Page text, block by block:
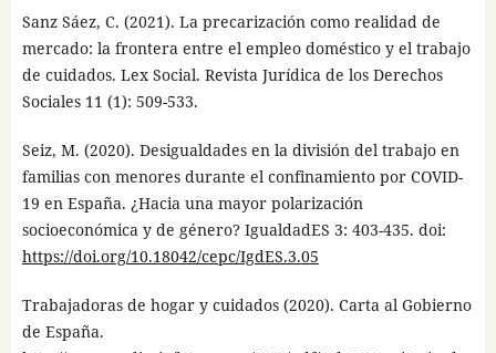
Sanz Sáez, C. (2021). La precarización como realidad de
mercado: la frontera entre el empleo doméstico y el trabajo
de cuidados. Lex Social. Revista Jurídica de los Derechos
Sociales 11 (1): 509-533.
Seiz, M. (2020). Desigualdades en la división del trabajo en
familias con menores durante el confinamiento por COVID-
19 en España. ¿Hacia una mayor polarización
socioeconómica y de género? IgualdadES 3: 403-435. doi:
https://doi.org/10.18042/cepc/IgdES.3.05
Trabajadoras de hogar y cuidados (2020). Carta al Gobierno
de España.